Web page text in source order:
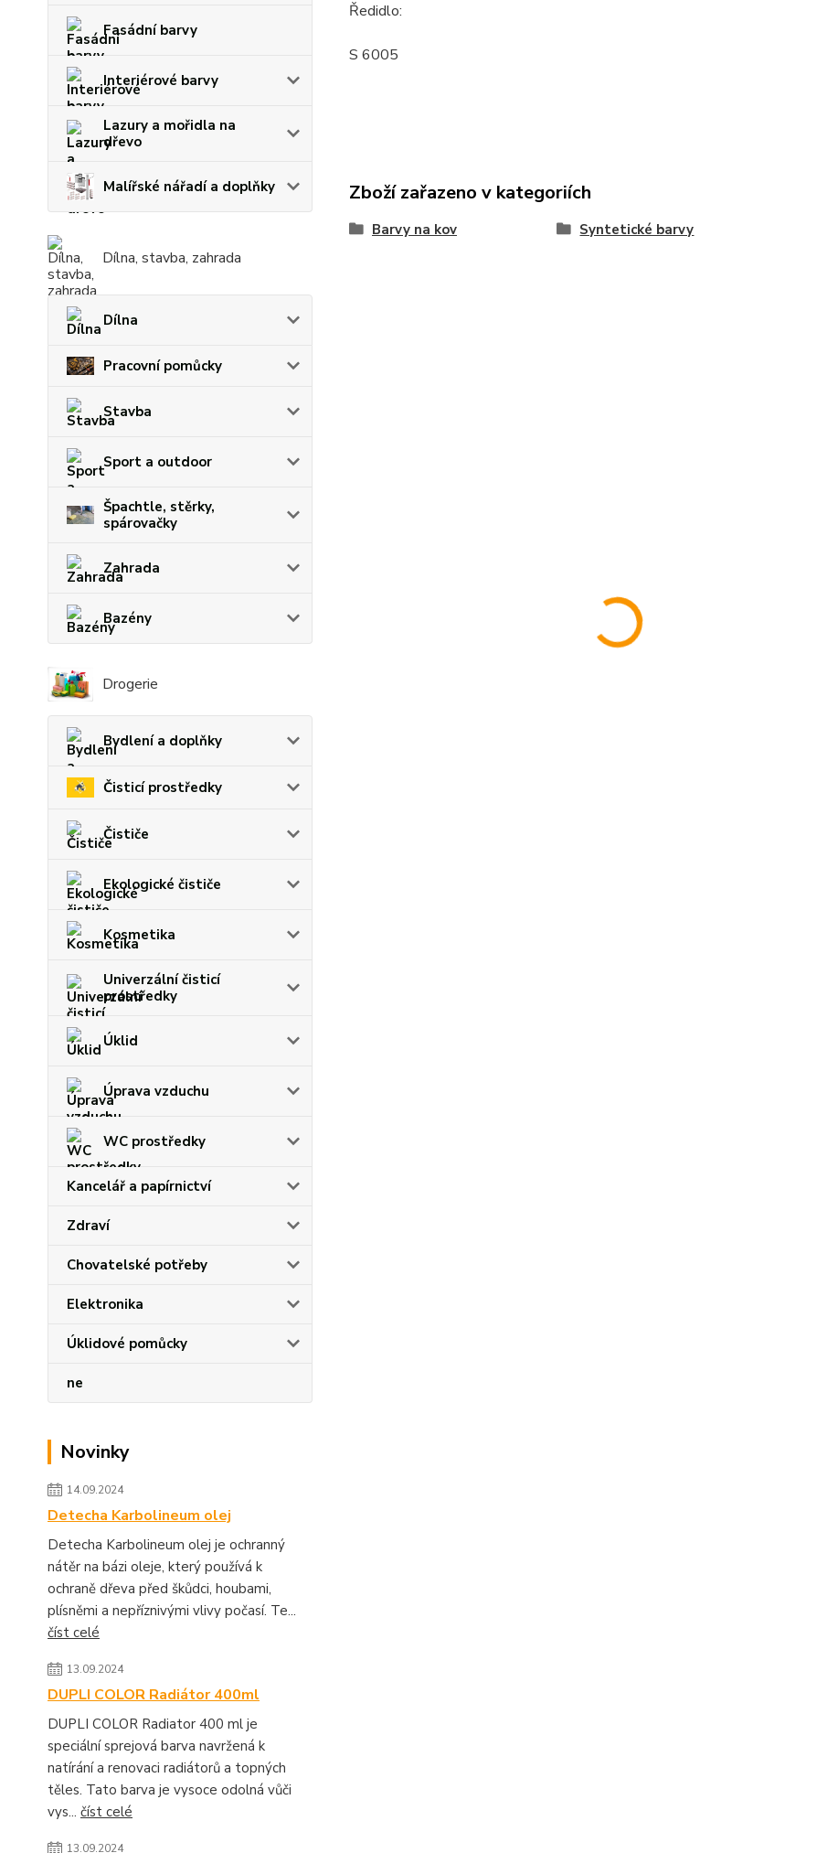
Fasádní barvy
Interiérové barvy
Lazury a mořidla na
dřevo
Malířské nářadí a doplňky
Dílna, stavba, zahrada
Dílna
Pracovní pomůcky
Stavba
Sport a outdoor
Špachtle, stěrky,
spárovačky
Zahrada
Bazény
Drogerie
Bydlení a doplňky
Čisticí prostředky
Čističe
Ekologické čističe
Kosmetika
Univerzální čisticí
prostředky
Úklid
Úprava vzduchu
WC prostředky
Kancelář a papírnictví
Zdraví
Chovatelské potřeby
Elektronika
Úklidové pomůcky
ne
Novinky
14.09.2024
Detecha Karbolineum olej
Detecha Karbolineum olej je ochranný
nátěr na bázi oleje, který používá k
ochraně dřeva před škůdci, houbami,
plísněmi a nepříznivými vlivy počasí. Te...
číst celé
13.09.2024
DUPLI COLOR Radiátor 400ml
DUPLI COLOR Radiator 400 ml je
speciální sprejová barva navržená k
natírání a renovaci radiátorů a topných
těles. Tato barva je vysoce odolná vůči
vys... číst celé
13.09.2024
Ředidlo:
S 6005
Zboží zařazeno v kategoriích
Barvy na kov Syntetické barvy